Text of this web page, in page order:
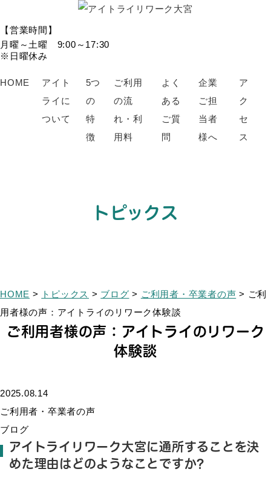
【営業時間】
月曜～土曜 9:00～17:30
※日曜休み
HOME
アイト
ライに
ついて
5つ
の
特
徴
ご利用
の流
れ・利
用料
よく
ある
ご質
問
企業
ご担
当者
様へ
ア
ク
セ
ス
トピックス
HOME > トピックス > ブログ > ご利用者・卒業者の声 > ご利
用者様の声：アイトライのリワーク体験談
ご利用者様の声：アイトライのリワーク
体験談
2025.08.14
ご利用者・卒業者の声
ブログ
アイトライリワーク大宮に通所することを決
めた理由はどのようなことですか?